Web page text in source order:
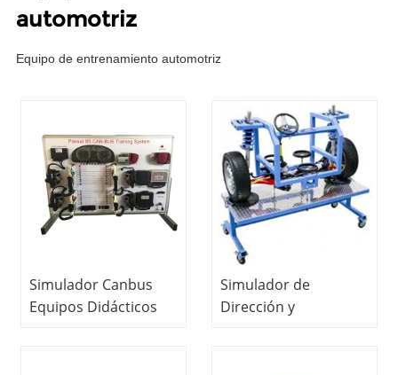
automotriz
Equipo de entrenamiento automotriz
Simulador Canbus
Equipos Didácticos
Simulador de
Dirección y